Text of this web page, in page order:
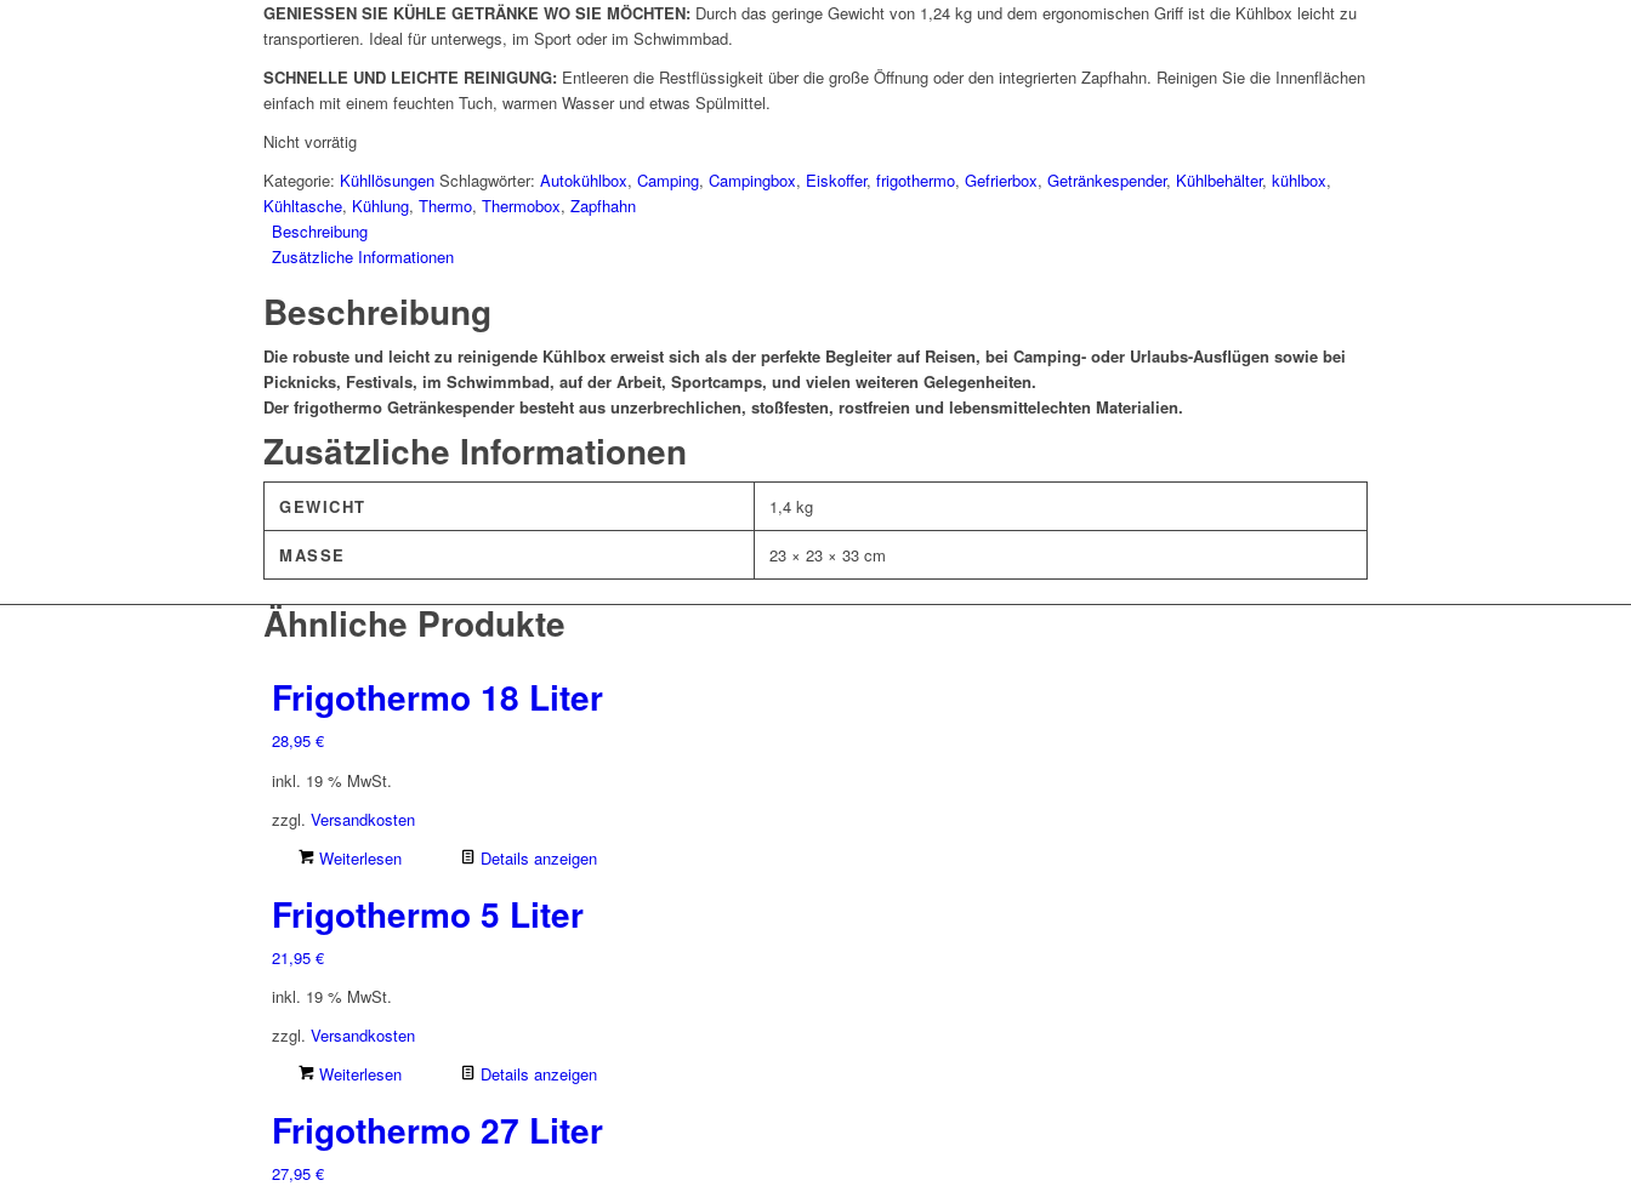
GENIESSEN SIE KÜHLE GETRÄNKE WO SIE MÖCHTEN: Durch das geringe Gewicht von 1,24 kg und dem ergonomischen Griff ist die Kühlbox leicht zu
transportieren. Ideal für unterwegs, im Sport oder im Schwimmbad.
SCHNELLE UND LEICHTE REINIGUNG: Entleeren die Restflüssigkeit über die große Öffnung oder den integrierten Zapfhahn. Reinigen Sie die Innenflächen
einfach mit einem feuchten Tuch, warmen Wasser und etwas Spülmittel.
Nicht vorrätig
Kategorie: Kühllösungen Schlagwörter: Autokühlbox, Camping, Campingbox, Eiskoffer, frigothermo, Gefrierbox, Getränkespender, Kühlbehälter, kühlbox,
Kühltasche, Kühlung, Thermo, Thermobox, Zapfhahn
Beschreibung
Zusätzliche Informationen
Beschreibung
Die robuste und leicht zu reinigende Kühlbox erweist sich als der perfekte Begleiter auf Reisen, bei Camping- oder Urlaubs-Ausflügen sowie bei
Picknicks, Festivals, im Schwimmbad, auf der Arbeit, Sportcamps, und vielen weiteren Gelegenheiten.
Der frigothermo Getränkespender besteht aus unzerbrechlichen, stoßfesten, rostfreien und lebensmittelechten Materialien.
Zusätzliche Informationen
GEWICHT 1,4 kg
MASSE 23 × 23 × 33 cm
Ähnliche Produkte
Frigothermo 18 Liter
28,95 €
inkl. 19 % MwSt.
zzgl. Versandkosten
Weiterlesen
Details anzeigen
Frigothermo 5 Liter
21,95 €
inkl. 19 % MwSt.
zzgl. Versandkosten
Weiterlesen
Details anzeigen
Frigothermo 27 Liter
27,95 €